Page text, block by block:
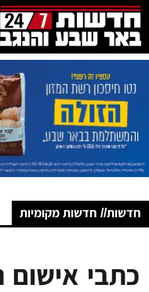
חדשות// חדשות מקומיות
כתבי אישום